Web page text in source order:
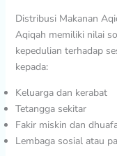
Distribusi Makanan
Aqiqah memiliki nilai
kepedulian terhadap
kepada:
Keluarga dan kerabat
Tetangga sekitar
Fakir miskin dan
Lembaga sosial atau